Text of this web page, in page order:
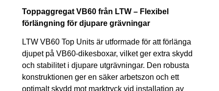
Toppaggregat VB60 från LTW – Flexibel
förlängning för djupare grävningar
LTW VB60 Top Units är utformade för att förlänga
djupet på VB60-dikesboxar, vilket ger extra skydd
och stabilitet i djupare utgrävningar. Den robusta
konstruktionen ger en säker arbetszon och ett
optimalt skydd mot marktryck vid installation av